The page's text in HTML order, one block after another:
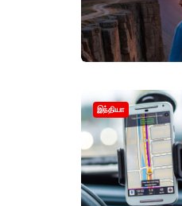
இந்தியா